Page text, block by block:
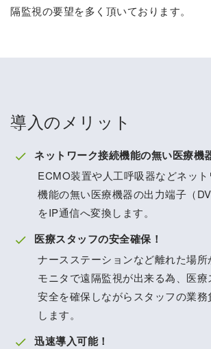
隔監視の要望を多く頂いております。
導入のメリット
ネットワーク接続機能の無い医療機
ECMO装置や人工呼吸器などネッ
機能の無い医療機器の出力端子（
をIP通信へ変換します。
医療スタッフの安全確保！
ナースステーションなど離れた場所
モニタで遠隔監視が出来る為、医療
安全を確保しながらスタッフの業務
します。
迅速導入可能！